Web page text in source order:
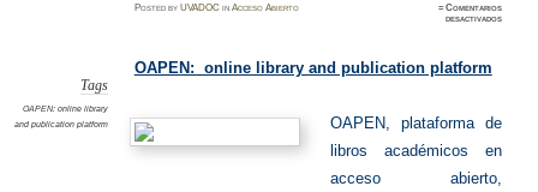
PostedbyUVADOC inAcceso Abierto ≈Comentarios
desactivadosen
Tags
OAPEN: online library
and publication platform
OAPEN: online library and publication platform
OAPEN, plataforma de
libros académicos en
acceso abierto,